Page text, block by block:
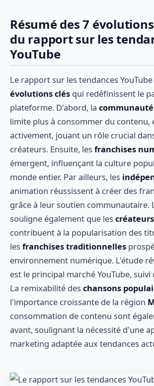
Résumé des 7
du rapport sur les
YouTube
Le rapport sur les tendances
évolutions clés qui redéfinissent le
plateforme. D'abord, la
limite plus à consommer du contenu,
activement, jouant un rôle crucial
créateurs. Ensuite, les franchises
émergent, influençant la culture
monde entier. Par ailleurs, les
animation réussissent à créer des
grâce à leur soutien communautaire.
souligne également que les
contribuent à la popularisation des
les franchises traditionnelles
environnement numérique. L'étude
est le principal marché YouTube, suivi
La remixabilité des chansons
l'importance croissante de la région
consommation de contenu sont
avant, soulignant la nécessité d'une
marketing adaptée aux tendances